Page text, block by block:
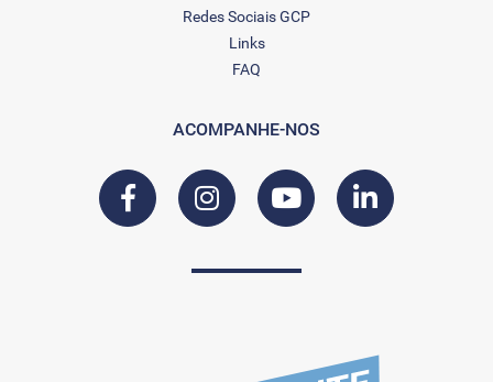
Redes Sociais GCP
Links
FAQ
ACOMPANHE-NOS